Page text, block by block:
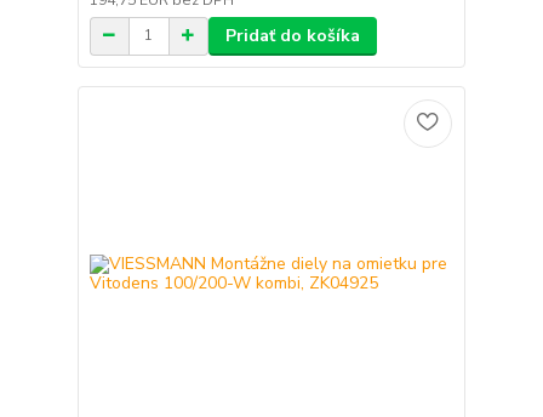
Pridať do košíka